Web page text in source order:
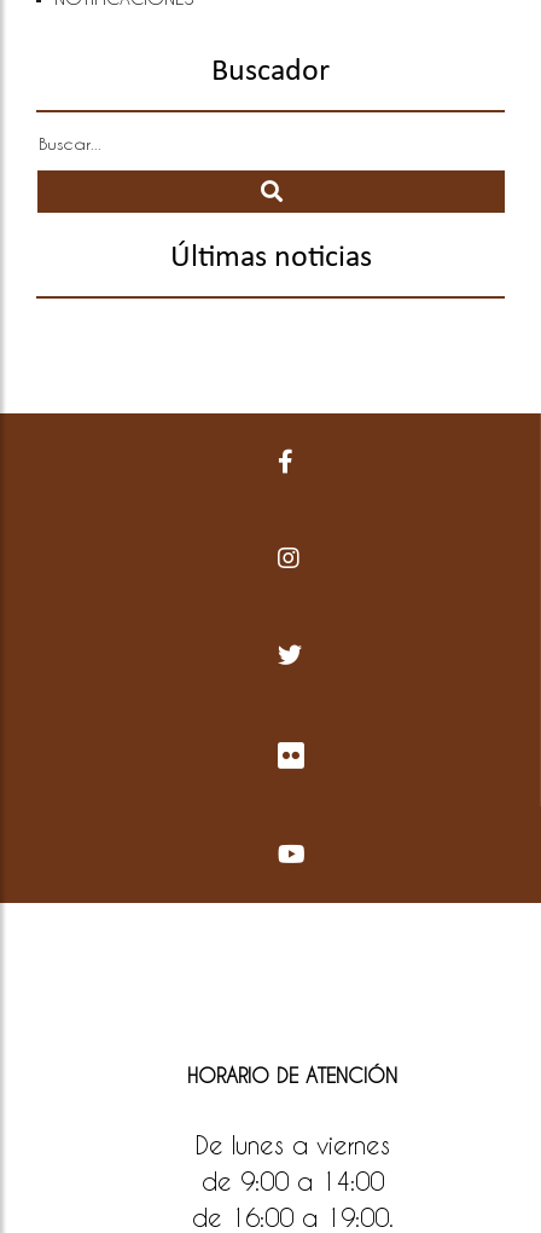
Buscador
Últimas noticias
HORARIO DE ATENCIÓN
De lunes a viernes
de 9:00 a 14:00
de 16:00 a 19:00.